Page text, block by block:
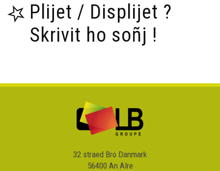
Plijet / Displijet ?
Skrivit ho soñj !
32 straed Bro Danmark
56400 An Alre